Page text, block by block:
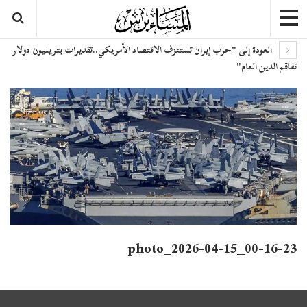
العودة إلى "حرب إيران تستنزف الاقتصاد الأمريكي..تقديرات بتريليون دولار
تفاقم الدين العام"
photo_2026-04-15_00-16-23